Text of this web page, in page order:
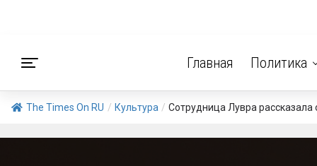
Главная Политика
The Times On RU / Культура / Сотрудница Лувра